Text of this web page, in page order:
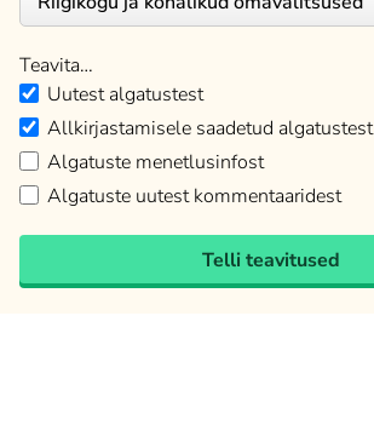
Teavita…
Uutest algatustest
Allkirjastamisele saadetud algatustest
Algatuste menetlusinfost
Algatuste uutest kommentaaridest
Telli teavitused